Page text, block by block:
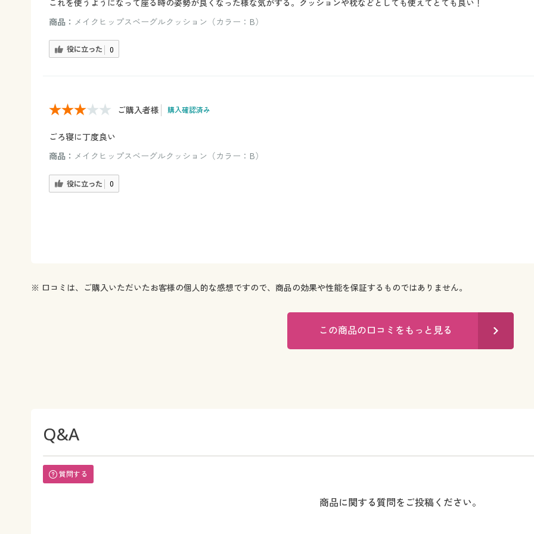
これを使うようになって座る時の姿勢が良くなった様な気がする。クッションや枕などとしても使えてとても良い！
商品： メイクヒップスベーグルクッション（カラー：B）
役に立った 0
ご購入者様 購入確認済み
ごろ寝に丁度良い
商品： メイクヒップスベーグルクッション（カラー：B）
役に立った 0
※ 口コミは、ご購入いただいたお客様の個人的な感想ですので、商品の効果や性能を保証するものではありません。
この商品の口コミをもっと見る
Q&A
質問する
商品に関する質問をご投稿ください。